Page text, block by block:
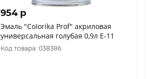
954 p
Эмаль "CoIorika Prof" акриловая
универсальная голубая 0,9л Е-11
Код товара: 038386